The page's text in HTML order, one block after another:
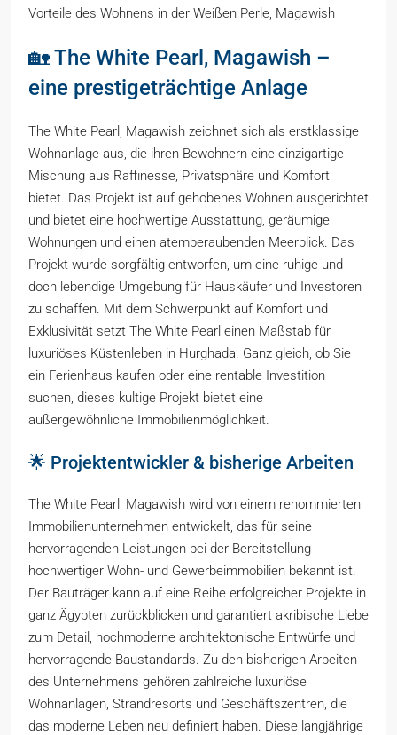
Vorteile des Wohnens in der Weißen Perle, Magawish
🏡 The White Pearl, Magawish –
eine prestigeträchtige Anlage
The White Pearl, Magawish zeichnet sich als erstklassige
Wohnanlage aus, die ihren Bewohnern eine einzigartige
Mischung aus Raffinesse, Privatsphäre und Komfort
bietet. Das Projekt ist auf gehobenes Wohnen ausgerichtet
und bietet eine hochwertige Ausstattung, geräumige
Wohnungen und einen atemberaubenden Meerblick. Das
Projekt wurde sorgfältig entworfen, um eine ruhige und
doch lebendige Umgebung für Hauskäufer und Investoren
zu schaffen. Mit dem Schwerpunkt auf Komfort und
Exklusivität setzt The White Pearl einen Maßstab für
luxuriöses Küstenleben in Hurghada. Ganz gleich, ob Sie
ein Ferienhaus kaufen oder eine rentable Investition
suchen, dieses kultige Projekt bietet eine
außergewöhnliche Immobilienmöglichkeit.
🌟 Projektentwickler & bisherige Arbeiten
The White Pearl, Magawish wird von einem renommierten
Immobilienunternehmen entwickelt, das für seine
hervorragenden Leistungen bei der Bereitstellung
hochwertiger Wohn- und Gewerbeimmobilien bekannt ist.
Der Bauträger kann auf eine Reihe erfolgreicher Projekte in
ganz Ägypten zurückblicken und garantiert akribische Liebe
zum Detail, hochmoderne architektonische Entwürfe und
hervorragende Baustandards. Zu den bisherigen Arbeiten
des Unternehmens gehören zahlreiche luxuriöse
Wohnanlagen, Strandresorts und Geschäftszentren, die
das moderne Leben neu definiert haben. Diese langjährige